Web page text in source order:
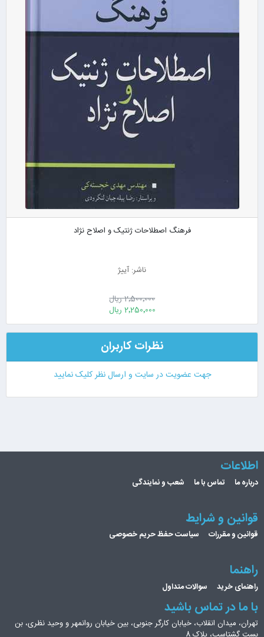
فرهنگ اصطلاحات ژنتیک و اصلاح نژاد
ناشر: آییژ
2٬500٬000 ریال
2٬250٬000 ریال
نظرات کاربران
جهت عضویت در سایت و ارسال نظر کلیک نمایید
اطلاعات
درباره ما تماس با ما شعب و نمایندگی
قوانین و شرایط
قوانین و مقررات سیاست حفظ حریم خصوصی
راهنما
راهنمای خرید سوالات متداول
با ما در تماس باشید
تهران، میدان انقلاب، خیابان کارگر جنوبی، بین خیابان روانمهر و وحید نظری، بن